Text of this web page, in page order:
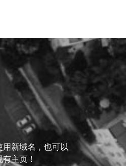
新域名，也可以
主页！